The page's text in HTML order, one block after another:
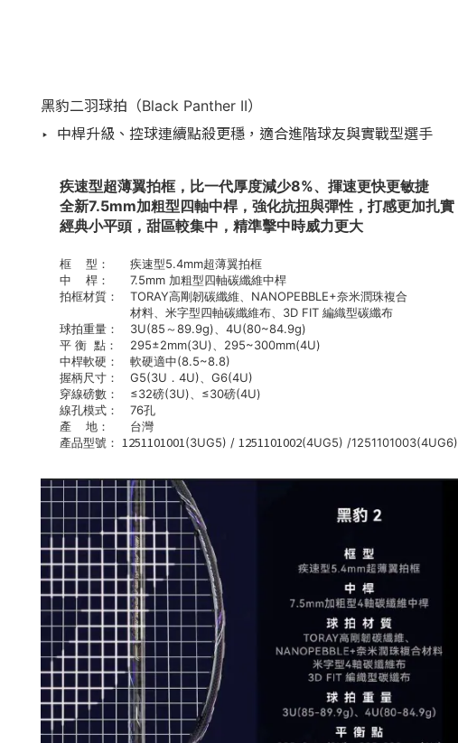
黑豹二羽球拍（Black Panther II）
‣ 中桿升級、控球連續點殺更穩，適合進階球友與實戰型選手
疾速型超薄翼拍框，比一代厚度減少8%、揮速更快更敏捷
全新7.5mm加粗型四軸中桿，強化抗扭與彈性，打感更加扎實
經典小平頭，甜區較集中，精準擊中時威力更大
框 型：
疾速型5.4mm超薄翼拍框
中 桿：
7.5mm 加粗型四軸碳纖維中桿
拍框材質：
TORAY高剛韌碳纖維、NANOPEBBLE+奈米潤珠複合
材料、米字型四軸碳纖維布、3D FIT 編織型碳纖布
球拍重量：
3U(85～89.9g)、4U(80~84.9g)
平 衡 點：
295±2mm(3U)、295~300mm(4U)
中桿軟硬：
軟硬適中(8.5~8.8)
握柄尺寸：
G5(3U．4U)、G6(4U)
穿線磅數：
≤32磅(3U)、≤30磅(4U)
線孔模式：
76孔
產 地：
台灣
產品型號： 1251101001(3UG5) / 1251101002(4UG5) /1251101003(4UG6)